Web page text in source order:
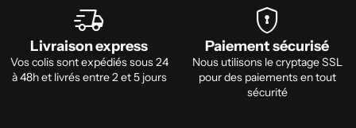
delivery_truck_speed
Livraison express
Vos colis sont expédiés sous 24
à 48h et livrés entre 2 et 5 jours
encrypted
Paiement sécurisé
Nous utilisons le cryptage SSL
pour des paiements en tout
sécurité